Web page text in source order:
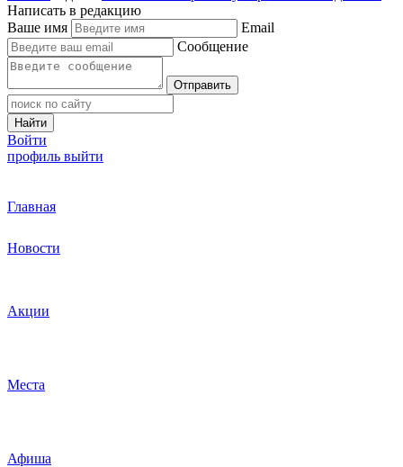
Написать в редакцию
Ваше имя
Email
Сообщение
Отправить
Найти
Войти
профиль выйти
Главная
Новости
Акции
Места
Афиша